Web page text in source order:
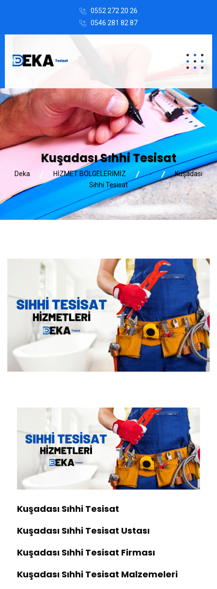
0552 272 20 26
0546 281 82 87
Kuşadası Sıhhi Tesisat
Deka HİZMET BÖLGELERİMİZ -
Kuşadası
Sıhhi Tesisat
Kuşadası Sıhhi Tesisat
Kuşadası Sıhhi Tesisat Ustası
Kuşadası Sıhhi Tesisat Firması
Kuşadası Sıhhi Tesisat Malzemeleri